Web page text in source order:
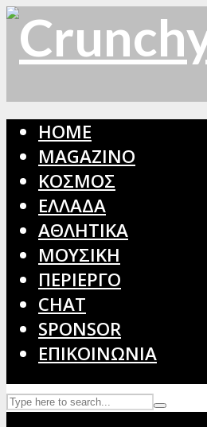
HOME
MAGAZINO
ΚΟΣΜΟΣ
ΕΛΛΑΔΑ
ΑΘΛΗΤΙΚΑ
ΜΟΥΣΙΚΗ
ΠΕΡΙΕΡΓΟ
CHAT
SPONSOR
ΕΠΙΚΟΙΝΩΝΙΑ